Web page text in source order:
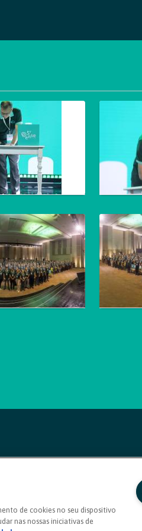
de cookies no seu dispositivo
nas nossas iniciativas de